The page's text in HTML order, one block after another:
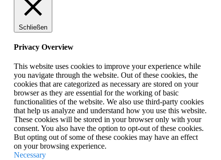
Schließen
Privacy Overview
This website uses cookies to improve your experience while
you navigate through the website. Out of these cookies, the
cookies that are categorized as necessary are stored on your
browser as they are essential for the working of basic
functionalities of the website. We also use third-party cookies
that help us analyze and understand how you use this website.
These cookies will be stored in your browser only with your
consent. You also have the option to opt-out of these cookies.
But opting out of some of these cookies may have an effect
on your browsing experience.
Necessary